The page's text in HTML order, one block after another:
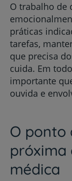
O trabalho de
práticas
tarefas,
que precisa
cuida. Em
importante
ouvida e
O ponto
próxima
médica